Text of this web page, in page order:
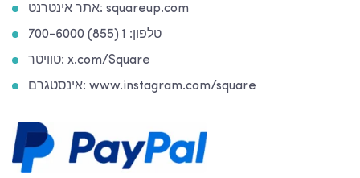
אתר אינטרנט: squareup.com
טלפון: 1 (855) 700-6000
טוויטר: x.com/Square
אינסטגרם: www.instagram.com/square